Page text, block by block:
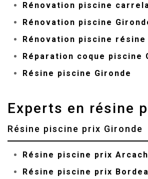
Rénovation piscine
Rénovation piscine
Rénovation piscine résine
Réparation coque piscine
Résine piscine Gironde
Experts en résine
Résine piscine prix Gironde
Résine piscine prix
Résine piscine prix